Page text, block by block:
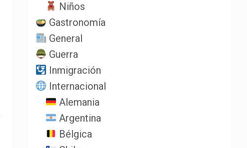
Niños
Gastronomía
General
Guerra
Inmigración
Internacional
Alemania
Argentina
Bélgica